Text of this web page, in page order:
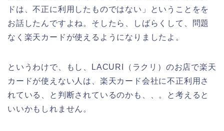
ドは、不正に利用したものではない」ということをを
お話したんですよね。そしたら、しばらくして、問題
なく楽天カードが使えるようになりましたよ。
というわけで、もし、LACURI（ラクリ）のお店で楽天
カードが使えない人は、楽天カード会社に不正利用さ
れている、と判断されているのかも、、。と考えると
いいかもしれません。